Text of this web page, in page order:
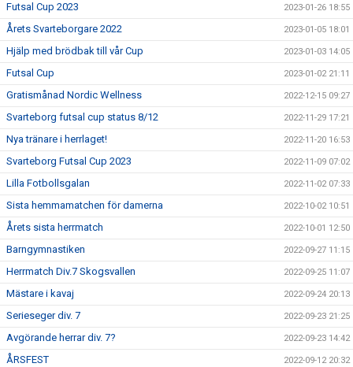
Futsal Cup 2023 2023-01-26 18:55
Årets Svarteborgare 2022 2023-01-05 18:01
Hjälp med brödbak till vår Cup 2023-01-03 14:05
Futsal Cup 2023-01-02 21:11
Gratismånad Nordic Wellness 2022-12-15 09:27
Svarteborg futsal cup status 8/12 2022-11-29 17:21
Nya tränare i herrlaget! 2022-11-20 16:53
Svarteborg Futsal Cup 2023 2022-11-09 07:02
Lilla Fotbollsgalan 2022-11-02 07:33
Sista hemmamatchen för damerna 2022-10-02 10:51
Årets sista herrmatch 2022-10-01 12:50
Barngymnastiken 2022-09-27 11:15
Herrmatch Div.7 Skogsvallen 2022-09-25 11:07
Mästare i kavaj 2022-09-24 20:13
Serieseger div. 7 2022-09-23 21:25
Avgörande herrar div. 7? 2022-09-23 14:42
ÅRSFEST 2022-09-12 20:32